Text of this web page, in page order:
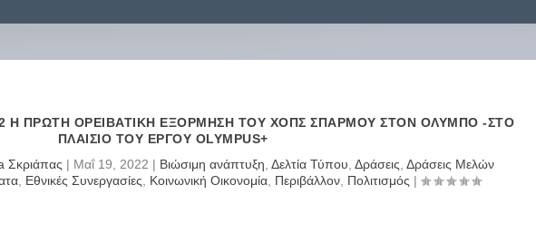
Η ΠΡΏΤΗ ΟΡΕΙΒΑΤΙΚΉ ΕΞΌΡΜΗΣΗ ΤΟΥ ΧΟΠΣ ΣΠΑΡΜΟΎ ΣΤΟΝ ΌΛΥΜΠΟ -ΣΤΟ
ΠΛΑΊΣΙΟ ΤΟΥ ΈΡΓΟΥ OLYMPUS+
Σκριάπας | Μαΐ 19, 2022 | Βιώσιμη ανάπτυξη Δελτία Τύπου Δράσεις Δράσεις Μελών
, Εθνικές Συνεργασίες Κοινωνική Οικονομία, Περιβάλλον, Πολιτισμός |